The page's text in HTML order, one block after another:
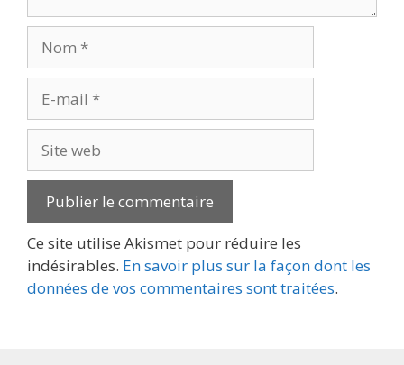
mail
web
Ce site utilise Akismet pour réduire les
indésirables. En savoir plus sur la façon dont les
données de vos commentaires sont traitées.